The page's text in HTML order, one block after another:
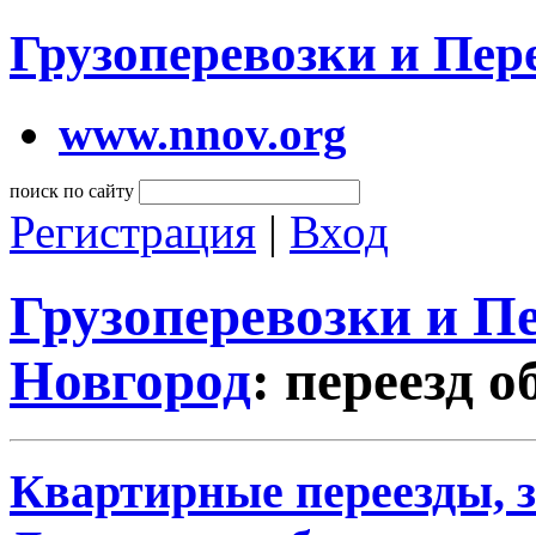
Грузоперевозки и
www.nnov.org
поиск по сайту
Регистрация | Вход
Грузоперевозки и
Новгород: переезд
Квартирные переезды,